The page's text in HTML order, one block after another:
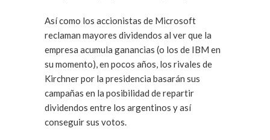
Así como los accionistas de Microsoft
reclaman mayores dividendos al ver que la
empresa acumula ganancias (o los de IBM en
su momento), en pocos años, los rivales de
Kirchner por la presidencia basarán sus
campañas en la posibilidad de repartir
dividendos entre los argentinos y así
conseguir sus votos.